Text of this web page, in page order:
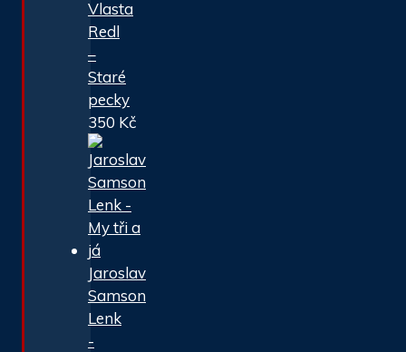
Vlasta
Redl
–
Staré
pecky
350 Kč
Jaroslav
Samson
Lenk
-